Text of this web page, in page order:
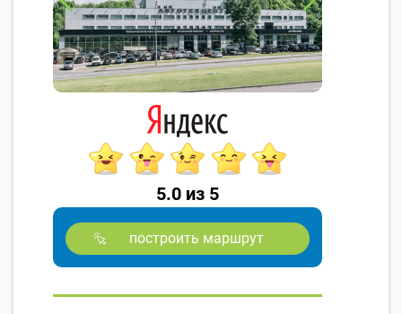
5.0 из 5
построить маршрут